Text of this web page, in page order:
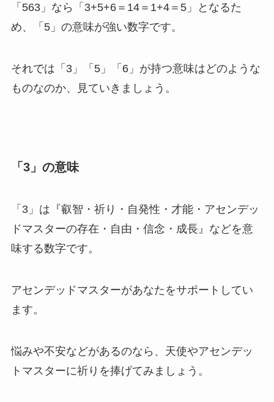
「563」なら「3+5+6＝14＝1+4＝5」となるた
め、「5」の意味が強い数字です。
それでは「3」「5」「6」が持つ意味はどのような
ものなのか、見ていきましょう。
「3」の意味
「3」は『叡智・祈り・自発性・才能・アセンデッ
ドマスターの存在・自由・信念・成長』などを意
味する数字です。
アセンデッドマスターがあなたをサポートしてい
ます。
悩みや不安などがあるのなら、天使やアセンデッ
トマスターに祈りを捧げてみましょう。